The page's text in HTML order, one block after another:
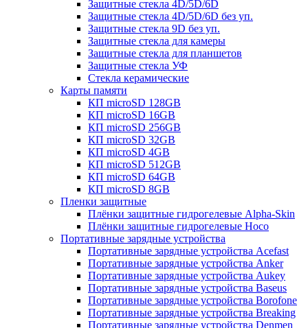
Защитные стекла 4D/5D/6D
Защитные стекла 4D/5D/6D без уп.
Защитные стекла 9D без уп.
Защитные стекла для камеры
Защитные стекла для планшетов
Защитные стекла УФ
Стекла керамические
Карты памяти
КП microSD 128GB
КП microSD 16GB
КП microSD 256GB
КП microSD 32GB
КП microSD 4GB
КП microSD 512GB
КП microSD 64GB
КП microSD 8GB
Пленки защитные
Плёнки защитные гидрогелевые Alpha-Skin
Плёнки защитные гидрогелевые Hoco
Портативные зарядные устройства
Портативные зарядные устройства Acefast
Портативные зарядные устройства Anker
Портативные зарядные устройства Aukey
Портативные зарядные устройства Baseus
Портативные зарядные устройства Borofone
Портативные зарядные устройства Breaking
Портативные зарядные устройства Denmen